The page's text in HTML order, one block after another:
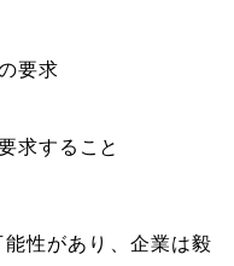
要求
求すること
性があり、企業は毅